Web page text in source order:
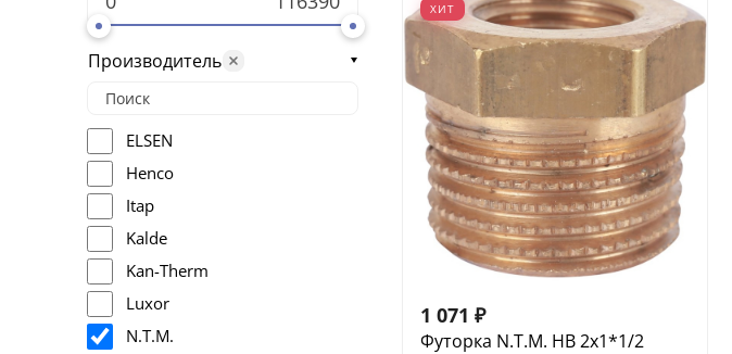
Производитель
ELSEN
Henco
Itap
Kalde
Kan-Therm
Luxor
N.T.M.
ХИТ
1 071 ₽
Футорка N.T.M. НВ 2х1*1/2